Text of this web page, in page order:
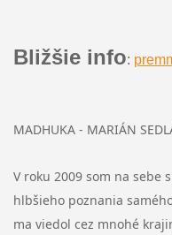
Bližšie info:
MADHUKA - MARIÁN
V roku 2009 som na sebe
hlbšieho poznania
ma viedol cez mnohé